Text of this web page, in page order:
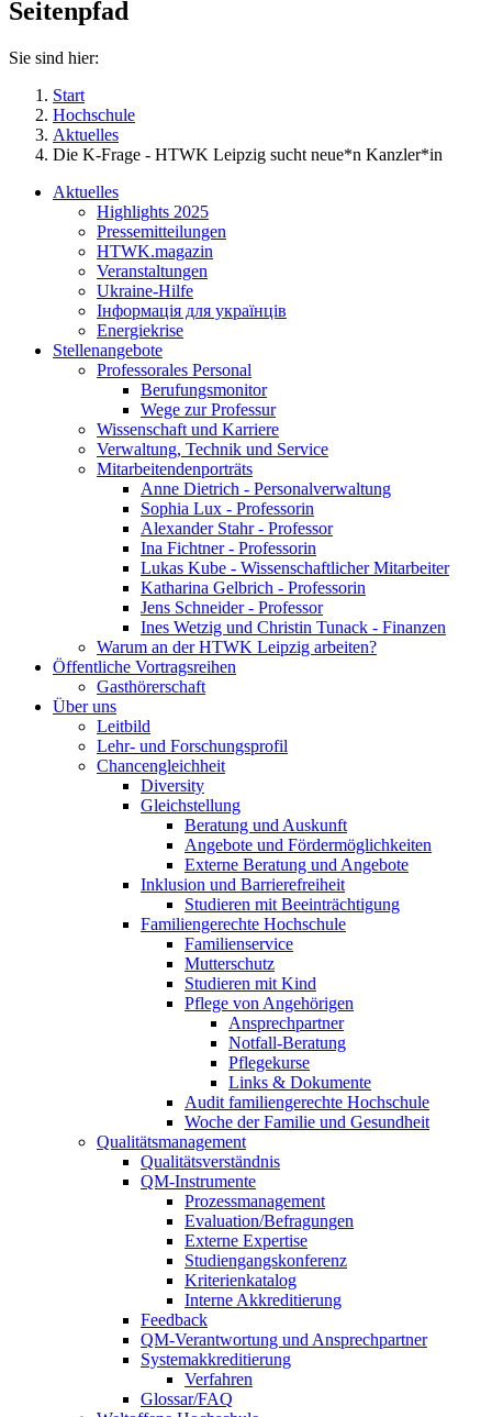
Seitenpfad
Sie sind hier:
Start
Hochschule
Aktuelles
Die K-Frage - HTWK Leipzig sucht neue*n Kanzler*in
Aktuelles
Highlights 2025
Pressemitteilungen
HTWK.magazin
Veranstaltungen
Ukraine-Hilfe
Інформація для українців
Energiekrise
Stellenangebote
Professorales Personal
Berufungsmonitor
Wege zur Professur
Wissenschaft und Karriere
Verwaltung, Technik und Service
Mitarbeitendenporträts
Anne Dietrich - Personalverwaltung
Sophia Lux - Professorin
Alexander Stahr - Professor
Ina Fichtner - Professorin
Lukas Kube - Wissenschaftlicher Mitarbeiter
Katharina Gelbrich - Professorin
Jens Schneider - Professor
Ines Wetzig und Christin Tunack - Finanzen
Warum an der HTWK Leipzig arbeiten?
Öffentliche Vortragsreihen
Gasthörerschaft
Über uns
Leitbild
Lehr- und Forschungsprofil
Chancengleichheit
Diversity
Gleichstellung
Beratung und Auskunft
Angebote und Fördermöglichkeiten
Externe Beratung und Angebote
Inklusion und Barrierefreiheit
Studieren mit Beeinträchtigung
Familiengerechte Hochschule
Familienservice
Mutterschutz
Studieren mit Kind
Pflege von Angehörigen
Ansprechpartner
Notfall-Beratung
Pflegekurse
Links & Dokumente
Audit familiengerechte Hochschule
Woche der Familie und Gesundheit
Qualitätsmanagement
Qualitätsverständnis
QM-Instrumente
Prozessmanagement
Evaluation/Befragungen
Externe Expertise
Studiengangskonferenz
Kriterienkatalog
Interne Akkreditierung
Feedback
QM-Verantwortung und Ansprechpartner
Systemakkreditierung
Verfahren
Glossar/FAQ